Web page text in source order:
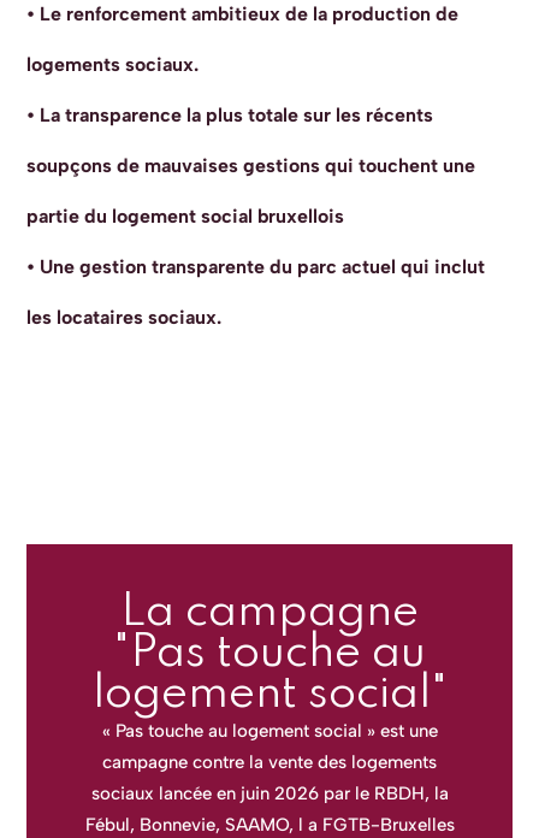
• Le renforcement ambitieux de la production de
logements sociaux.
• La transparence la plus totale sur les récents
soupçons de mauvaises gestions qui touchent une
partie du logement social bruxellois
• Une gestion transparente du parc actuel qui inclut
les locataires sociaux.
La campagne
"Pas touche au
logement social"
« Pas touche au logement social » est une
campagne contre la vente des logements
sociaux lancée en juin 2026 par le RBDH, la
Fébul, Bonnevie, SAAMO, l a FGTB-Bruxelles